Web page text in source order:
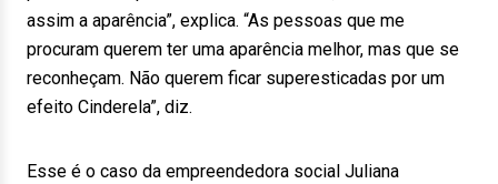
assim a aparência”, explica. “As pessoas que me
procuram querem ter uma aparência melhor, mas que se
reconheçam. Não querem ficar superesticadas por um
efeito Cinderela”, diz.
Esse é o caso da empreendedora social Juliana